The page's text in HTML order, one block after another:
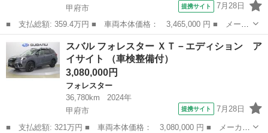
甲府市
提携サイト 7月28日
■ 支払総額: 359.4万円 ■ 車両本体価格： 3,465,000 円 ■ メーカ
ー名： スバル ■ 車種名： フォレスター ■ グレード名： アド
バンス サンルーフ搭載車！ ■ 排気量： 2000cc ■ ドア枚数：...
山梨 甲府市 フォレスター
スバル フォレスター ＸＴ－エディション ア
イサイト （車検整備付）
3,080,000円
フォレスター
36,780km
2024年
甲府市
提携サイト 7月28日
■ 支払総額: 321万円 ■ 車両本体価格： 3,080,000 円 ■ メーカー